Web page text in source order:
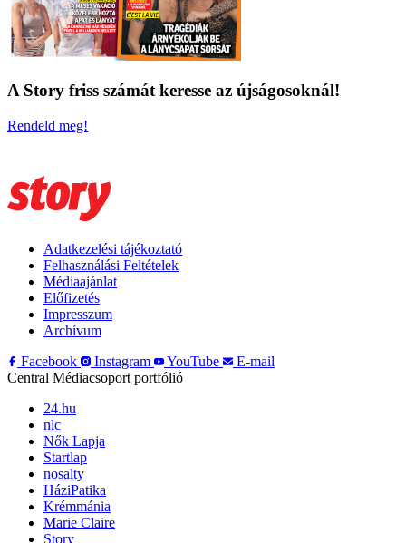
A Story friss számát keresse az újságosoknál!
Rendeld meg!
Adatkezelési tájékoztató
Felhasználási Feltételek
Médiaajánlat
Előfizetés
Impresszum
Archívum
Facebook
Instagram YouTube
E-mail
Central Médiacsoport portfólió
24.hu
nlc
Nők Lapja
Startlap
nosalty
HáziPatika
Krémmánia
Marie Claire
Story